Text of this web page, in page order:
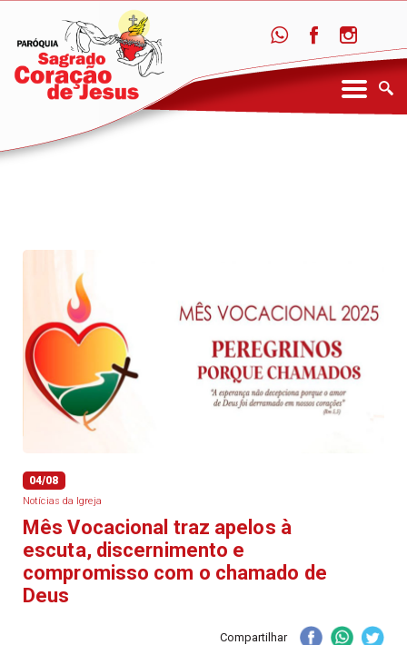
04/08
Notícias da Igreja
Mês Vocacional traz apelos à
escuta, discernimento e
compromisso com o chamado de
Deus
Compartilhar